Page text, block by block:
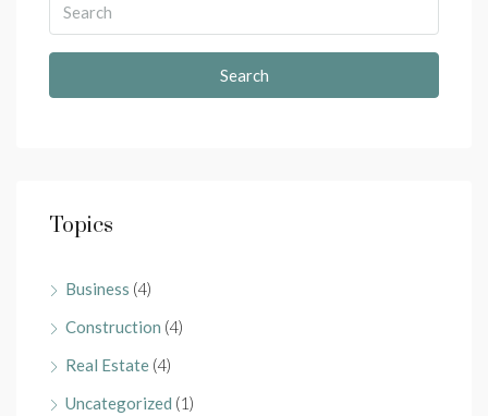
Search
Topics
Business (4)
Construction (4)
Real Estate (4)
Uncategorized (1)